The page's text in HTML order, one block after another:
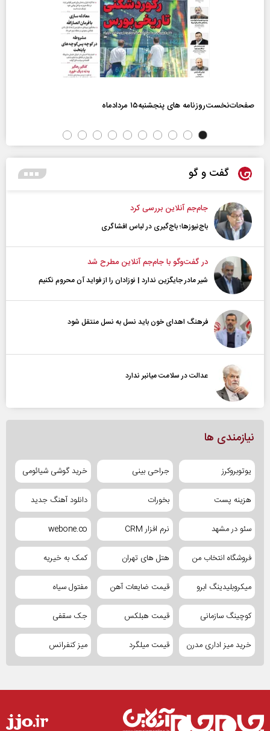
صفحات‌نخست‌روزنامه ها‌ی پنجشنبه‌۱۵ مردادماه
گفت و گو
جام‌جم آنلاین بررسی کرد
باج‌نیوزها؛ باج‌گیری در لباس افشاگری
در گفت‌و‌گو با جام‌جم آنلاین مطرح شد
شیر مادر جایگزین ندارد | نوزادان را از فواید آن محروم نکنیم
فرهنگ اهدای خون باید نسل به نسل منتقل شود
عدالت در سلامت میانبر ندارد
نیازمندی ها
یوتوبروکرز جراحی بینی خرید گوشی شیائومی
هزینه پست بخورات دانلود آهنگ جدید
سئو در مشهد نرم افزار CRM webone.co
فروشگاه انتخاب من هتل های تهران کمک به خیریه
میکروبلیدینگ ابرو قیمت ضایعات آهن مفتول سیاه
کوچینگ سازمانی قیمت هبلکس جک سقفی
خرید میز اداری مدرن قیمت میلگرد میز کنفرانس